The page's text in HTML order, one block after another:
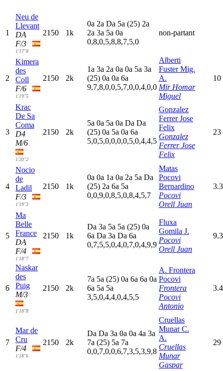
1
Neu de
Llevant
DA
F/3
1'17"8
2150 1k
0a 2a Da 5a (25) 2a
2a 3a 5a 0a
0,8,0,5,8,8,7,5,0
non-partant
2
Kimera
des
Coll
F/6
1'19"5
2150 2k
1a 3a 2a 0a 0a 5a 3a
(25) 0a 0a 6a
9,7,8,0,0,5,7,0,0,4,0,0
Alberti
Fuster Mig.
A.
Mir Homar
Miguel
10
3
Krac
De Sa
Coma
D4
M/6
1'20"2
2150 2k
5a 0a 5a 0a Da Da
(25) 0a 5a 0a 6a
5,0,5,0,0,0,0,5,0,4,4,5
Gonzalez
Ferrer Jose
Felix
Gonzalez
Ferrer Jose
Felix
23
4
Nocio
de
Ladil
F/3
1'19"3
2150 1k
0a 0a 1a 0a 2a 5a Da
(25) 2a 6a 5a
0,0,9,0,8,5,0,8,4,5,7
Matas
Pocovi
Bernardino
Pocovi
Orell Juan
3.3
5
Ma
Belle
France
DA
F/4
1'18"7
2150 1k
Da 3a 5a 5a (25) 0a
6a Da 3a Da 6a
0,7,5,5,0,4,0,7,0,4,9,9
Fluxa
Gomila J.
Pocovi
Orell Juan
9.3
6
Naskar
des
Puig
M/3
1'18"8
2150 2k
7a 5a (25) 0a 6a 6a 0a
6a 5a 5a
3,5,0,4,4,0,4,5,5
A. Frontera
Pocovi
Frontera
Pocovi
Antonio
3.4
7
Mar de
Cru
F/4
1'18"6
2150 2k
Da Da 3a 0a 0a 4a 3a
7a (25) 5a 7a
0,0,7,0,0,6,7,3,5,3,9,8
Cruellas
Munar C.
A.
Cruellas
Munar
Gaspar
29